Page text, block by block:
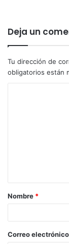
Deja un
Tu dirección de
obligatorios están
Nombre *
Correo electrónico